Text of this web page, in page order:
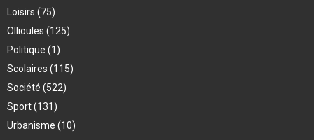
Loisirs (75)
Ollioules (125)
Politique (1)
Scolaires (115)
Société (522)
Sport(131)
Urbanisme (10)